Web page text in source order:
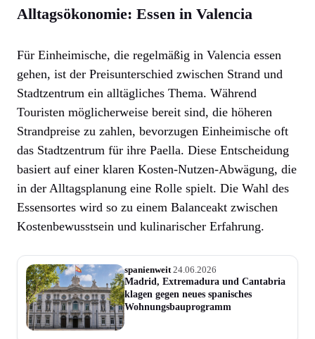
Alltagsökonomie: Essen in Valencia
Für Einheimische, die regelmäßig in Valencia essen
gehen, ist der Preisunterschied zwischen Strand und
Stadtzentrum ein alltägliches Thema. Während
Touristen möglicherweise bereit sind, die höheren
Strandpreise zu zahlen, bevorzugen Einheimische oft
das Stadtzentrum für ihre Paella. Diese Entscheidung
basiert auf einer klaren Kosten-Nutzen-Abwägung, die
in der Alltagsplanung eine Rolle spielt. Die Wahl des
Essensortes wird so zu einem Balanceakt zwischen
Kostenbewusstsein und kulinarischer Erfahrung.
spanienweit 24.06.2026
Madrid, Extremadura und Cantabria
klagen gegen neues spanisches
Wohnungsbauprogramm